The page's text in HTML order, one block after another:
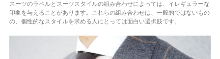
スーツのラペルとスーツスタイルの組み合わせによっては、イレギュラーな
印象を与えることがあります。これらの組み合わせは、一般的ではないもの
の、個性的なスタイルを求める人にとっては面白い選択肢です。